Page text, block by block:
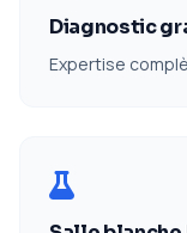
Diagnostic
Expertise